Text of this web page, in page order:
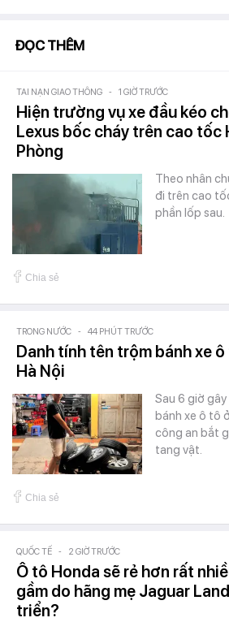
ĐỌC THÊM
TAI NẠN GIAO THÔNG - 1 GIỜ TRƯỚC
Hiện trường vụ xe đầu kéo
Lexus bốc cháy trên cao tốc
Phòng
Theo nhân
đi trên cao
phần lốp sau.
Chia sẻ
TRONG NƯỚC - 44 PHÚT TRƯỚC
Danh tính tên trộm bánh xe
Hà Nội
Sau 6 giờ
bánh xe ô tô
công an bắt
tang vật.
Chia sẻ
QUỐC TẾ - 2 GIỜ TRƯỚC
Ô tô Honda sẽ rẻ hơn rất
gầm do hãng mẹ Jaguar
triển?